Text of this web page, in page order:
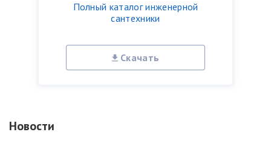
Полный каталог инженерной
сантехники
Скачать
Новости